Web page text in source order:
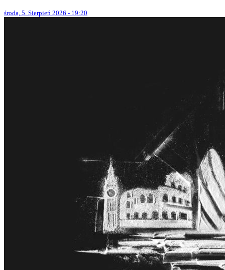
środa, 5. Sierpień 2026 - 19:20